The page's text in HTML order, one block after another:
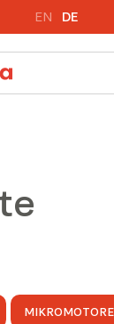
EN DE